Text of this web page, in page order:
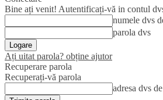
Bine ați venit! Autentificați-vă in contul
numele dvs
parola dvs
Ați uitat parola? obține ajutor
Recuperare parola
Recuperați-vă parola
adresa dvs